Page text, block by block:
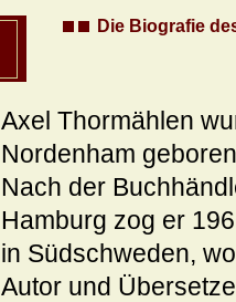
Die Biografie
Axel Thormählen
Nordenham
Nach der
Hamburg zog er
in Südschweden,
Autor und